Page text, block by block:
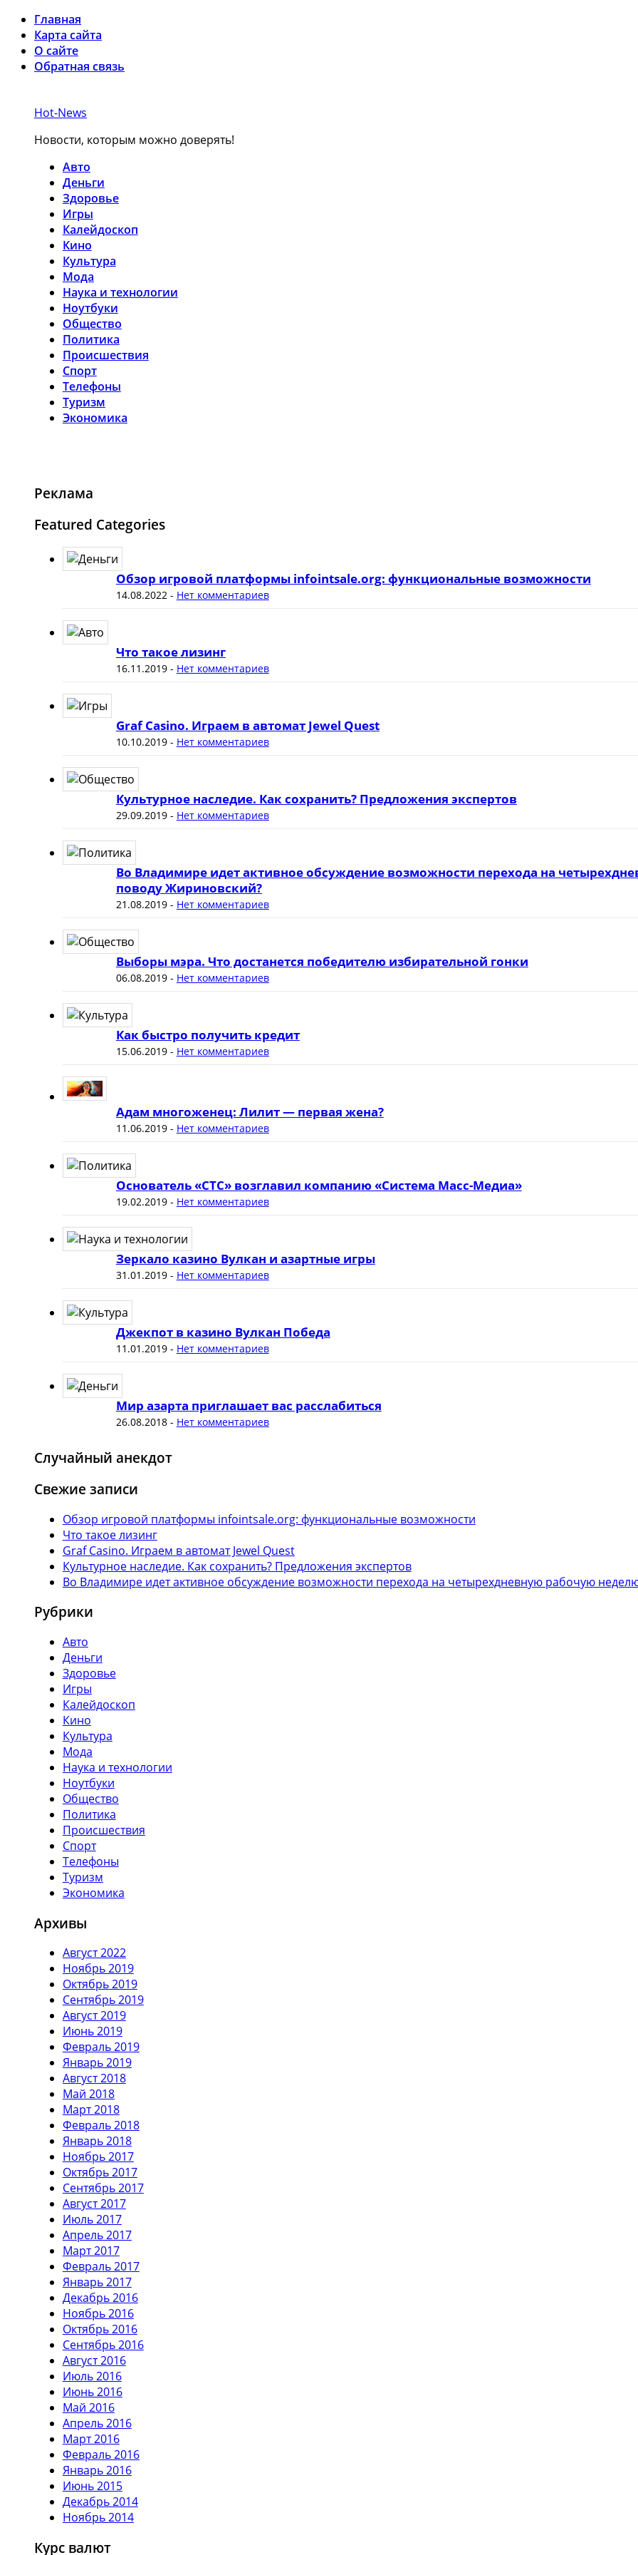
Главная
Карта сайта
О сайте
Обратная связь
Hot-News
Новости, которым можно доверять!
Авто
Деньги
Здоровье
Игры
Калейдоскоп
Кино
Культура
Мода
Наука и технологии
Ноутбуки
Общество
Политика
Происшествия
Спорт
Телефоны
Туризм
Экономика
Реклама
Featured Categories
Обзор игровой платформы infointsale.org: функциональные возможности
14.08.2022 - Нет комментариев
Что такое лизинг
16.11.2019- Нет комментариев
Graf Casino. Играем в автомат Jewel Quest
10.10.2019- Нет комментариев
Культурное наследие. Как сохранить? Предложения экспертов
29.09.2019- Нет комментариев
Во Владимире идет активное обсуждение возможности перехода на
поводу Жириновский?
21.08.2019- Нет комментариев
Выборы мэра. Что достанется победителю избирательной гонки
06.08.2019- Нет комментариев
Как быстро получить кредит
15.06.2019- Нет комментариев
Адам многоженец: Лилит — первая жена?
11.06.2019- Нет комментариев
Основатель «СТС» возглавил компанию «Система Масс-Медиа»
19.02.2019- Нет комментариев
Зеркало казино Вулкан и азартные игры
31.01.2019- Нет комментариев
Джекпот в казино Вулкан Победа
11.01.2019- Нет комментариев
Мир азарта приглашает вас расслабиться
26.08.2018- Нет комментариев
Случайный анекдот
Свежие записи
Обзор игровой платформы infointsale.org: функциональные возможности
Что такое лизинг
Graf Casino. Играем в автомат Jewel Quest
Культурное наследие. Как сохранить? Предложения экспертов
Во Владимире идет активное обсуждение возможности перехода на четырехдневную рабочую
Рубрики
Авто
Деньги
Здоровье
Игры
Калейдоскоп
Кино
Культура
Мода
Наука и технологии
Ноутбуки
Общество
Политика
Происшествия
Спорт
Телефоны
Туризм
Экономика
Архивы
Август 2022
Ноябрь 2019
Октябрь 2019
Сентябрь 2019
Август 2019
Июнь 2019
Февраль 2019
Январь 2019
Август 2018
Май 2018
Март 2018
Февраль 2018
Январь 2018
Ноябрь 2017
Октябрь 2017
Сентябрь 2017
Август 2017
Июль 2017
Апрель 2017
Март 2017
Февраль 2017
Январь 2017
Декабрь 2016
Ноябрь 2016
Октябрь 2016
Сентябрь 2016
Август 2016
Июль 2016
Июнь 2016
Май 2016
Апрель 2016
Март 2016
Февраль 2016
Январь 2016
Июнь 2015
Декабрь 2014
Ноябрь 2014
Курс валют